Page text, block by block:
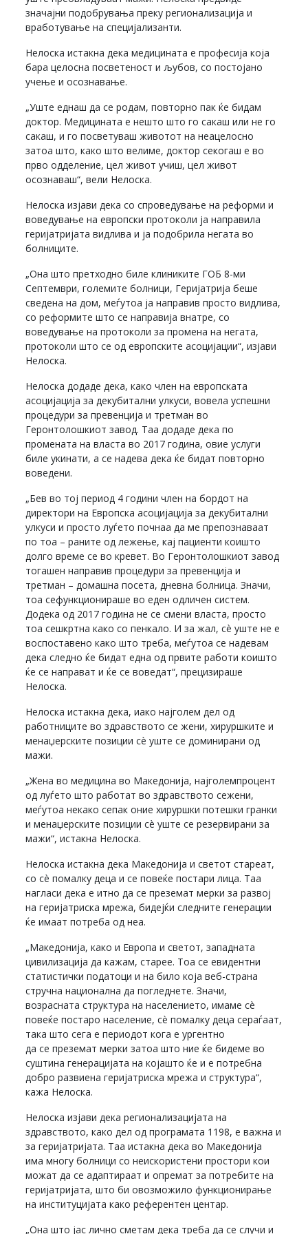
значајни подобрувања преку регионализација и
вработување на специјализанти.
Нелоска истакна дека медицината е професија која
бара целосна посветеност и љубов, со постојано
учење и осознавање.
„Уште еднаш да се родам, повторно пак ќе бидам
доктор. Медицината е нешто што го сакаш или не го
сакаш, и го посветуваш животот на неацелосно
затоа што, како што велиме, доктор секогаш е во
прво одделение, цел живот учиш, цел живот
осознаваш“, вели Нелоска.
Нелоска изјави дека со спроведување на реформи и
воведување на европски протоколи ја направила
геријатријата видлива и ја подобрила негата во
болниците.
„Она што претходно биле клиниките ГОБ 8-ми
Септември, големите болници, Геријатрија беше
сведена на дом, меѓутоа ја направив просто видлива,
со реформите што се направија внатре, со
воведување на протоколи за промена на негата,
протоколи што се од европските асоцијации“, изјави
Нелоска.
Нелоска додаде дека, како член на европската
асоцијација за декубитални улкуси, вовела успешни
процедури за превенција и третман во
Геронтолошкиот завод. Таа додаде дека по
промената на власта во 2017 година, овие услуги
биле укинати, а се надева дека ќе бидат повторно
воведени.
„Бев во тој период 4 години член на бордот на
директори на Европска асоцијација за декубитални
улкуси и просто луѓето почнаа да ме препознаваат
по тоа – раните од лежење, кај пациенти коишто
долго време се во кревет. Во Геронтолошкиот завод
тогашен направив процедури за превенција и
третман – домашна посета, дневна болница. Значи,
тоа сефункционираше во еден одличен систем.
Додека од 2017 година не се смени власта, просто
тоа сешкртна како со пенкало. И за жал, сè уште не е
воспоставено како што треба, меѓутоа се надевам
дека следно ќе бидат една од првите работи коишто
ќе се направат и ќе се воведат“, прецизираше
Нелоска.
Нелоска истакна дека, иако најголем дел од
работниците во здравството се жени, хируршките и
менаџерските позиции сè уште се доминирани од
мажи.
„Жена во медицина во Македонија, најголемпроцент
од луѓето што работат во здравството сежени,
меѓутоа некако сепак оние хируршки потешки гранки
и менаџерските позиции сè уште се резервирани за
мажи“, истакна Нелоска.
Нелоска истакна дека Македонија и светот стареат,
со сè помалку деца и се повеќе постари лица. Таа
нагласи дека е итно да се преземат мерки за развој
на геријатриска мрежа, бидејќи следните генерации
ќе имаат потреба од неа.
„Македонија, како и Европа и светот, западната
цивилизација да кажам, старее. Тоа се евидентни
статистички податоци и на било која веб-страна
стручна национална да погледнете. Значи,
возрасната структура на населението, имаме сè
повеќе постаро население, сè помалку деца сераѓаат,
така што сега е периодот кога е ургентно
да се преземат мерки затоа што ние ќе бидеме во
суштина генерацијата на којашто ќе и е потребна
добро развиена геријатриска мрежа и структура“,
кажа Нелоска.
Нелоска изјави дека регионализацијата на
здравството, како дел од програмата 1198, е важна и
за геријатријата. Таа истакна дека во Македонија
има многу болници со неискористени простори кои
можат да се адаптираат и опремат за потребите на
геријатријата, што би овозможило функционирање
на институцијата како референтен центар.
„Она што јас лично сметам дека треба да се случи и